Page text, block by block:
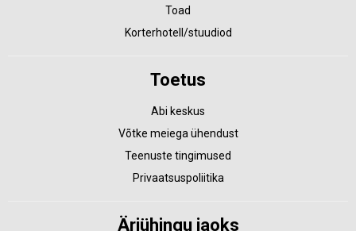
Toad
Korterhotell/stuudiod
Toetus
Abi keskus
Võtke meiega ühendust
Teenuste tingimused
Privaatsuspoliitika
Äriühingu jaoks